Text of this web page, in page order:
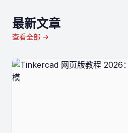
最新文章
查看全部 →